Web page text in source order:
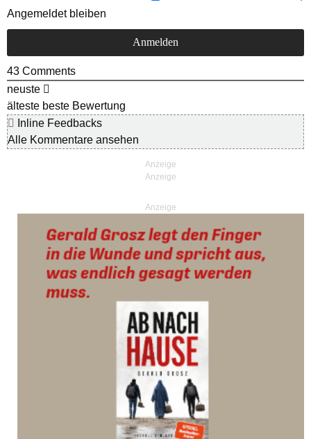
Angemeldet bleiben
43 Comments
neuste
älteste beste Bewertung
Inline Feedbacks
Alle Kommentare ansehen
Anzeige